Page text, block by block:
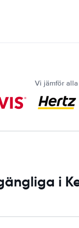
Vi jämför
i